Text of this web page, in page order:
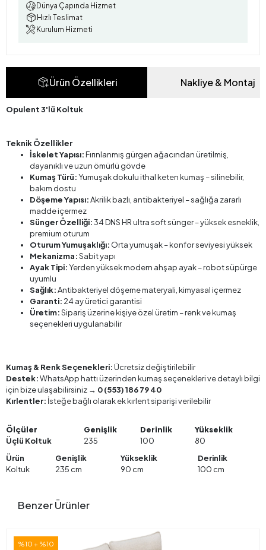
Dünya Çapında Hizmet
Hızlı Teslimat
Kurulum Hizmeti
Ürün Özellikleri Nakliye & Montaj
Opulent 3'lü Koltuk
Teknik Özellikler
İskelet Yapısı:Fırınlanmış gürgen ağacından üretilmiş,
dayanıklı ve uzun ömürlü gövde
Kumaş Türü:Yumuşak dokulu ithal keten kumaş – silinebilir,
bakım dostu
Döşeme Yapısı:Akrilik bazlı, antibakteriyel – sağlığa zararlı
madde içermez
Sünger Özelliği:34 DNS HR ultra soft sünger – yüksek esneklik,
premium oturum
Oturum Yumuşaklığı: Orta yumuşak – konfor seviyesi yüksek
Mekanizma:Sabit yapı
Ayak Tipi:Yerden yüksek modern ahşap ayak – robot süpürge
uyumlu
Sağlık:Antibakteriyel döşeme materyali, kimyasal içermez
Garanti: 24 ay üretici garantisi
Üretim:Sipariş üzerine kişiye özel üretim – renk ve kumaş
seçenekleri uygulanabilir
Kumaş & Renk Seçenekleri:Ücretsiz değiştirilebilir
Destek:WhatsApp hattı üzerinden kumaş seçenekleri ve detaylı bilgi
için bize ulaşabilirsiniz → 0 (553) 186 79 40
Kırlentler: İsteğe bağlı olarak ek kırlent siparişi verilebilir
Ölçüler Genişlik Derinlik
Yükseklik
Üçlü Koltuk
235 100
80
Ürün
Genişlik Yükseklik
Derinlik
Koltuk
235 cm 90 cm 100 cm
Benzer Ürünler
%10 + %10